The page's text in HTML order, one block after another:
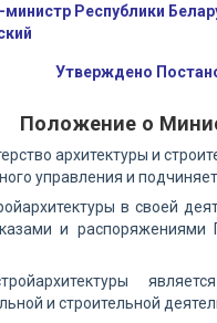
Республики
Утверждено
Положение о
архитектуры и
управления и
в своей
и распоряжениями
и строительной